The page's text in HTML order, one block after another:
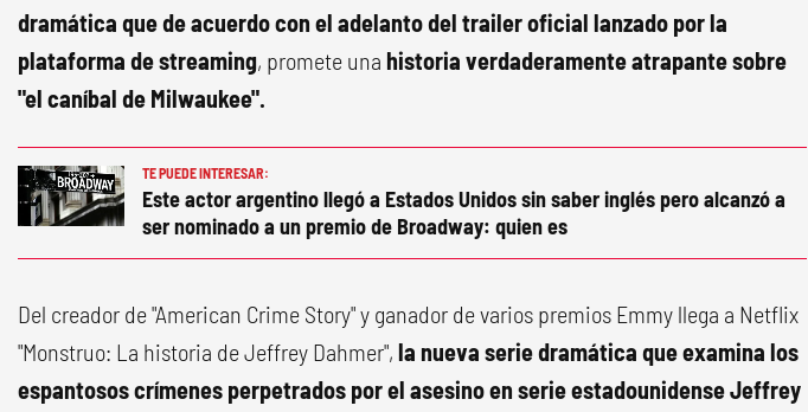
dramática que de acuerdo con el adelanto del trailer oficial lanzado por la
plataforma de streaming, promete una historia verdaderamente atrapante sobre
"el caníbal de Milwaukee".
TE PUEDE INTERESAR:
Este actor argentino llegó a Estados Unidos sin saber inglés pero alcanzó a
ser nominado a un premio de Broadway: quien es
Del creador de "American Crime Story" y ganador de varios premios Emmy llega a Netflix
"Monstruo: La historia de Jeffrey Dahmer", la nueva serie dramática que examina los
espantosos crímenes perpetrados por el asesino en serie estadounidense Jeffrey